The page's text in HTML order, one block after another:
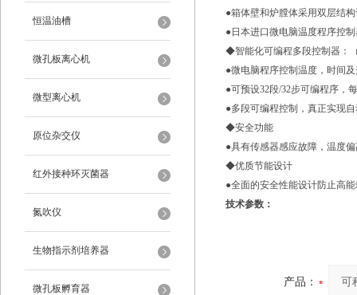
恒温油槽
微孔板离心机
微型离心机
原位杂交仪
红外接种环灭菌器
氮吹仪
生物指示剂培养器
微孔板孵育器
●箱体壁和炉膛体采用双层结
●日本进口微电脑温度程序控
◆智能化可编程多段控制器：
●微电脑程序控制温度，时间
●可预设32段/32步可编程序，
●多段可编程控制，真正实现
◆安全功能
●具有传感器感应故障，温度
◆优质节能设计
●全面的安全性能设计防止高
技术参数：
产品：